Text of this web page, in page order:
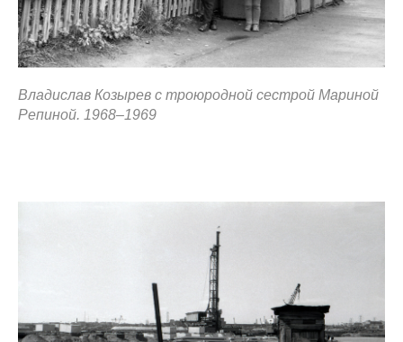
Владислав Козырев с троюродной сестрой Мариной
Репиной. 1968–1969